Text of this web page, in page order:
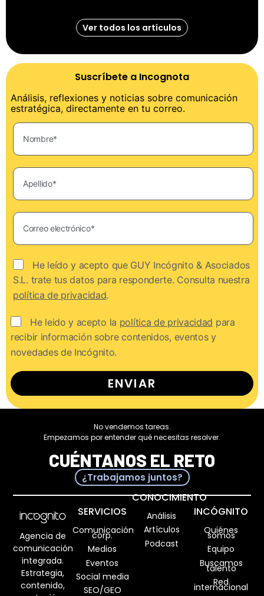
Ver todos los artículos
Suscríbete a Incognota
Análisis, reflexiones y noticias sobre comunicación
estratégica, directamente en tu correo.
He leído y acepto que GUY Incógnito & Asociados
S.L. trate tus datos para responderte. Consulta nuestra
política de privacidad.
He leido y acepto la política de privacidad para
recibir información sobre contenidos, eventos y
novedades de Incógnito.
ENVIAR
No vendemos tareas.
Empezamos por entender qué necesitas resolver.
CUÉNTANOS EL RETO
¿Trabajamos juntos?
Agencia de
comunicación
integrada.
Estrategia,
contenido,
SERVICIOS
Comunicación
corp.
Medios
Eventos
Social media
SEO/GEO
CONOCIMIENTO
Análisis
Artículos
Podcast
INCÓGNITO
Quiénes
somos
Equipo
Buscamos
talento
Red
internacional